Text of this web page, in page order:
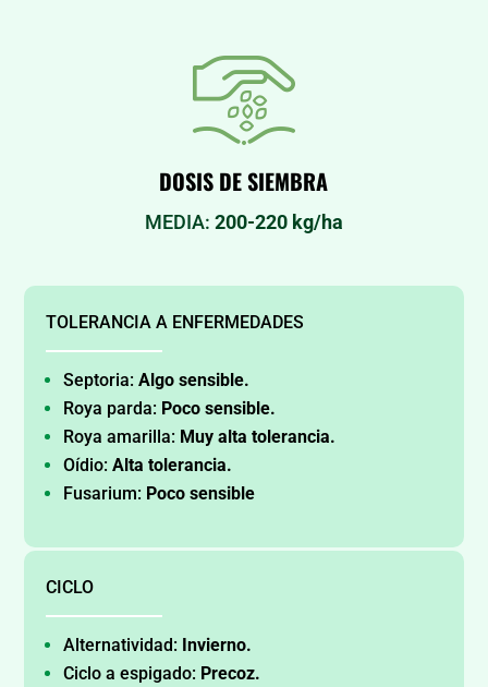
DOSIS DE SIEMBRA
MEDIA: 200-220 kg/ha
TOLERANCIA A ENFERMEDADES
Septoria:Algo sensible.
Roya parda: Poco sensible.
Roya amarilla: Muy alta tolerancia.
Oídio:Alta tolerancia.
Fusarium: Poco sensible
CICLO
Alternatividad: Invierno.
Ciclo a espigado: Precoz.